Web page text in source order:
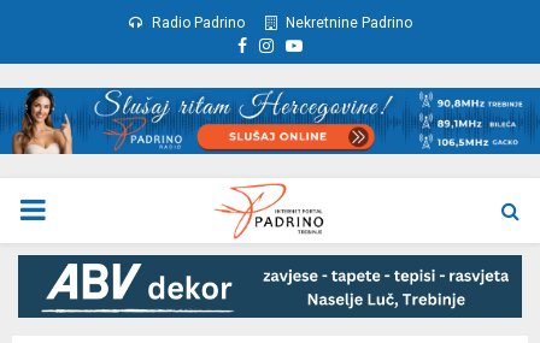
Radio Padrino Nekretnine Padrino
Facebook
Instagram
Youtube
PRIMARY
MENU